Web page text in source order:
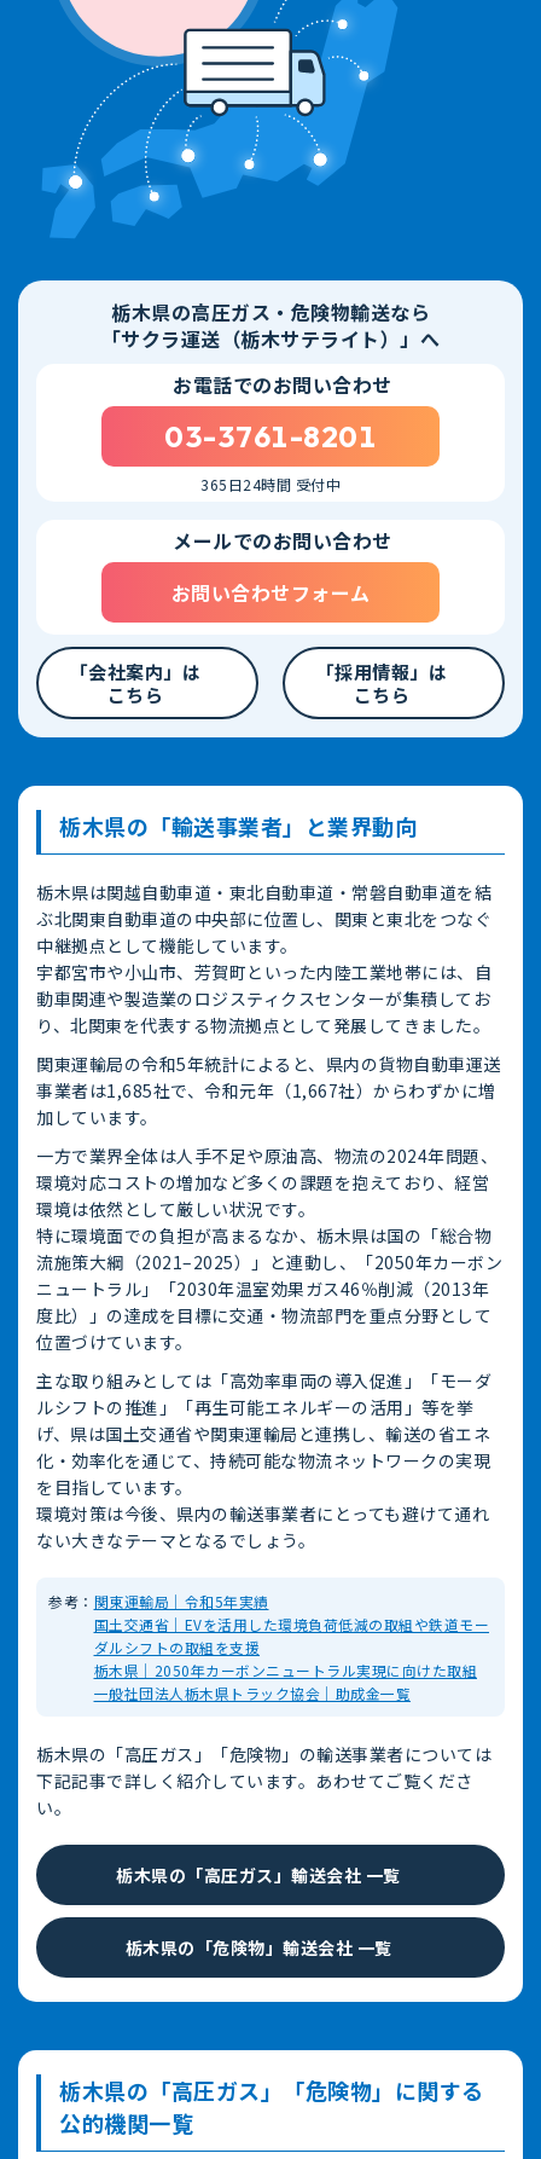
栃木県の高圧ガス・危険物輸送なら
「サクラ運送（栃木サテライト）」へ
お電話でのお問い合わせ
03-3761-8201
365日24時間 受付中
メールでのお問い合わせ
お問い合わせフォーム
「会社案内」は
こちら
「採用情報」は
こちら
栃木県の「輸送事業者」と業界動向
栃木県は関越自動車道・東北自動車道・常磐自動車道を結
ぶ北関東自動車道の中央部に位置し、関東と東北をつなぐ
中継拠点として機能しています。
宇都宮市や小山市、芳賀町といった内陸工業地帯には、自
動車関連や製造業のロジスティクスセンターが集積してお
り、北関東を代表する物流拠点として発展してきました。
関東運輸局の令和5年統計によると、県内の貨物自動車運送
事業者は1,685社で、令和元年（1,667社）からわずかに増
加しています。
一方で業界全体は人手不足や原油高、物流の2024年問題、
環境対応コストの増加など多くの課題を抱えており、経営
環境は依然として厳しい状況です。
特に環境面での負担が高まるなか、栃木県は国の「総合物
流施策大綱（2021–2025）」と連動し、「2050年カーボン
ニュートラル」「2030年温室効果ガス46％削減（2013年
度比）」の達成を目標に交通・物流部門を重点分野として
位置づけています。
主な取り組みとしては「高効率車両の導入促進」「モーダ
ルシフトの推進」「再生可能エネルギーの活用」等を挙
げ、県は国土交通省や関東運輸局と連携し、輸送の省エネ
化・効率化を通じて、持続可能な物流ネットワークの実現
を目指しています。
環境対策は今後、県内の輸送事業者にとっても避けて通れ
ない大きなテーマとなるでしょう。
参考： 関東運輸局｜令和5年実績
国土交通省｜EVを活用した環境負荷低減の取組や鉄道モー
ダルシフトの取組を支援
栃木県｜2050年カーボンニュートラル実現に向けた取組
一般社団法人栃木県トラック協会｜助成金一覧
栃木県の「高圧ガス」「危険物」の輸送事業者については
下記記事で詳しく紹介しています。あわせてご覧くださ
い。
栃木県の「高圧ガス」輸送会社 一覧
栃木県の「危険物」輸送会社 一覧
栃木県の「高圧ガス」「危険物」に関する
公的機関一覧